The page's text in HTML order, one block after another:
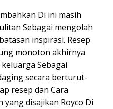
Di ini masih
Sebagai mengolah
inspirasi. Resep
monoton akhirnya
Sebagai
secara berturut-
resep dan Cara
disajikan Royco Di